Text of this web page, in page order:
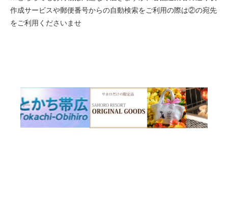
作成サービスや郵便番号からの自動検索をご利用の際は②の宛先
をご利用くださいませ